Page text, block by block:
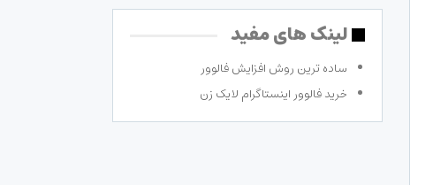
لینک های مفید
ساده ترین روش افزایش فالوور
خرید فالوور اینستاگرام لایک زن